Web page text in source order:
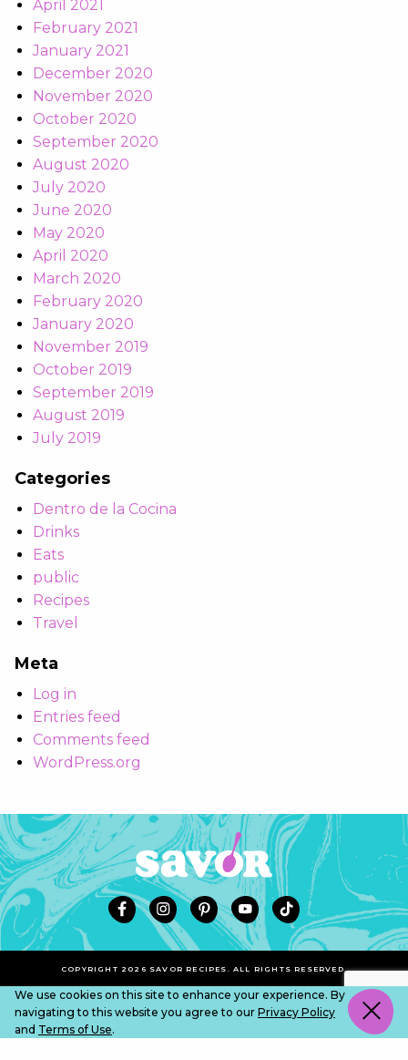
April 2021
February 2021
January 2021
December 2020
November 2020
October 2020
September 2020
August 2020
July 2020
June 2020
May 2020
April 2020
March 2020
February 2020
January 2020
November 2019
October 2019
September 2019
August 2019
July 2019
Categories
Dentro de la Cocina
Drinks
Eats
public
Recipes
Travel
Meta
Log in
Entries feed
Comments feed
WordPress.org
COPYRIGHT 2026 SAVOR RECIPES. ALL RIGHTS RESERVED.
We use cookies on this site to enhance your experience. By
navigating to this website you agree to our Privacy Policy
and Terms of Use.